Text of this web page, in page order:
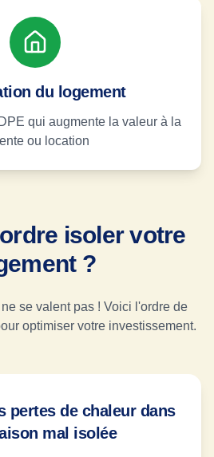
du logement
qui augmente la valeur à la
ou location
isoler votre
?
se valent pas ! Voici l'ordre de
optimiser votre investissement.
pertes de chaleur dans
mal isolée